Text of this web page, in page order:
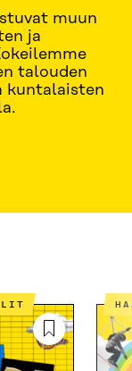
muun
ja
talouden
kuntalaisten